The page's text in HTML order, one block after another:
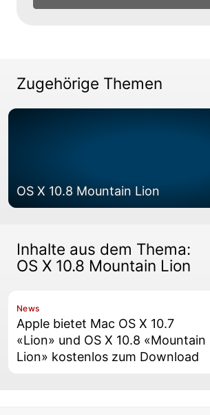
Zugehörige Themen
OS X 10.8 Mountain Lion
Inhalte aus dem Thema:
OS X 10.8 Mountain Lion
News
Apple bietet Mac OS X 10.7
«Lion» und OS X 10.8 «Mountain
Lion» kostenlos zum Download